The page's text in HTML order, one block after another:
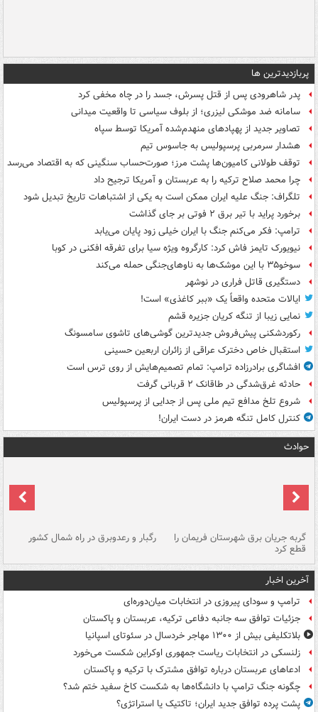
پربازدیدترین ها
پدر شاهرودی پس از قتل پسرش، جسد را در چاه مخفی کرد
سامانه ضد موشکی لیزری؛ از بلوف سیاسی تا واقعیت میدانی
تصاویر جدید از پهپادهای منهدم‌شده آمریکا توسط سپاه
هشدار سرمربی پرسپولیس به جاسوس تیم
توقف طولانی کامیون‌ها پشت مرز؛ صورت‌حساب سنگینی که به اقتصاد می‌رسد
چرا محمد صلاح ترکیه را به عربستان و آمریکا ترجیح داد
تلگراف: جنگ علیه ایران ممکن است به یکی از اشتباهات تاریخ تبدیل شود
برخورد پراید با تیر برق ۲ فوتی بر جای گذاشت
ترامپ: فکر می‌کنم جنگ با ایران خیلی زود پایان می‌یابد
نیویورک تایمز فاش کرد: کارگروه ویژه سیا برای تفرقه افکنی در کوبا
سوخو۳۵ با این موشک‌ها به ناوهای‌جنگی حمله می‌کند
دستگیری قاتل فراری در نوشهر
ایالات متحده واقعاً یک «ببر کاغذی» است!
نمایی زیبا از تنگه کریان جزیره قشم
رکوردشکنی پیش‌فروش جدیدترین گوشی‌های تاشوی سامسونگ
استقبال خاص دخترک عراقی از زائران اربعین حسینی
افشاگری برادرزاده ترامپ: تمام تصمیم‌هایش از روی ترس است
حادثه غرق‌شدگی در طاقانک ۲ قربانی گرفت
شروع تلخ مدافع تیم ملی پس از جدایی از پرسپولیس
کنترل کامل تنگه هرمز در دست ایران!
حوادث
گربه جریان برق شهرستان فریمان را
قطع کرد
رگبار و رعدوبرق در راه شمال کشور
آخرین اخبار
ترامپ و سودای پیروزی در انتخابات میان‌دوره‌ای
جزئیات توافق سه جانبه دفاعی ترکیه، عربستان و پاکستان
بلاتکلیفی بیش از ۱۳۰۰ مهاجر خردسال در سئوتای اسپانیا
زلنسکی در انتخابات ریاست جمهوری اوکراین شکست می‌خورد
ادعاهای عربستان درباره توافق مشترک با ترکیه و پاکستان
چگونه جنگ ترامپ با دانشگاه‌ها به شکست کاخ سفید ختم شد؟
پشت پرده توافق جدید ایران؛ تاکتیک یا استراتژی؟